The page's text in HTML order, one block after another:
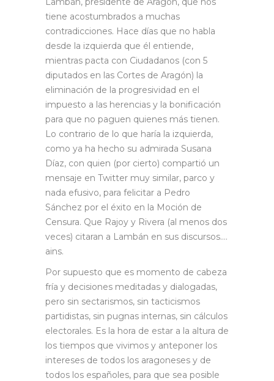
tiene acostumbrados a muchas
contradicciones. Hace días que no habla
desde la izquierda que él entiende,
mientras pacta con Ciudadanos (con 5
diputados en las Cortes de Aragón) la
eliminación de la progresividad en el
impuesto a las herencias y la bonificación
para que no paguen quienes más tienen.
Lo contrario de lo que haría la izquierda,
como ya ha hecho su admirada Susana
Díaz, con quien (por cierto) compartió un
mensaje en Twitter muy similar, parco y
nada efusivo, para felicitar a Pedro
Sánchez por el éxito en la Moción de
Censura. Que Rajoy y Rivera (al menos dos
veces) citaran a Lambán en sus discursos….
ains.
Por supuesto que es momento de cabeza
fría y decisiones meditadas y dialogadas,
pero sin sectarismos, sin tacticismos
partidistas, sin pugnas internas, sin cálculos
electorales. Es la hora de estar a la altura de
los tiempos que vivimos y anteponer los
intereses de todos los aragoneses y de
todos los españoles, para que sea posible